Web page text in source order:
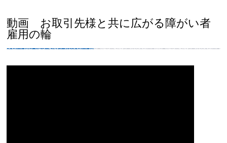
動画 お取引先様と共に広がる障がい者
雇用の輪